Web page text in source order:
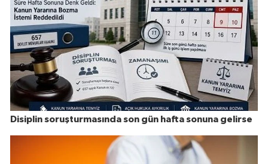
Disiplin soruşturmasında son gün hafta sonuna gelirse